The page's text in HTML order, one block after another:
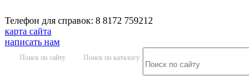
Телефон для справок: 8 8172 759212
карта сайта
написать нам
Поиск по сайту Поиск по каталогу